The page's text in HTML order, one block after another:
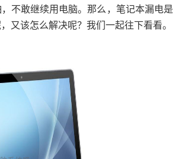
不敢继续用电脑。那么，笔记本漏电是
又该怎么解决呢？我们一起往下看看。